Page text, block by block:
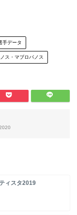
手データ
ス・マブロパノス
ィスタ2019